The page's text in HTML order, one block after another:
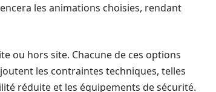
les animations choisies, rendant
ou hors site. Chacune de ces options
les contraintes techniques, telles
réduite et les équipements de sécurité.